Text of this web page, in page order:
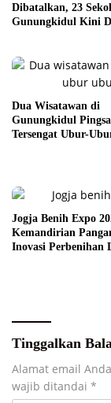
Dibatalkan, 23
Gunungkidul Kini
Dua Wisatawan di
Gunungkidul
Tersengat Ubur-
Jogja Benih Expo
Kemandirian
Inovasi Perbenihan
Tinggalkan
Alamat email
wajib ditandai *